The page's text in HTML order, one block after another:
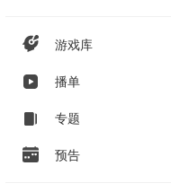
游戏库
播单
专题
预告